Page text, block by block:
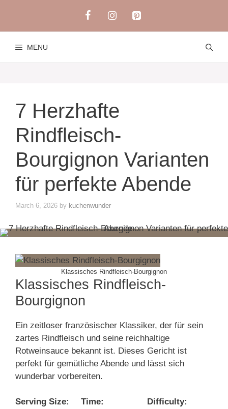
content
MENU
7 Herzhafte
Rindfleisch-
Bourgignon Varianten
für perfekte Abende
March 6, 2026 by kuchenwunder
Klassisches Rindfleisch-Bourgignon
Klassisches Rindfleisch-
Bourgignon
Ein zeitloser französischer Klassiker, der für sein
zartes Rindfleisch und seine reichhaltige
Rotweinsauce bekannt ist. Dieses Gericht ist
perfekt für gemütliche Abende und lässt sich
wunderbar vorbereiten.
Serving Size:
Time:
Difficulty: